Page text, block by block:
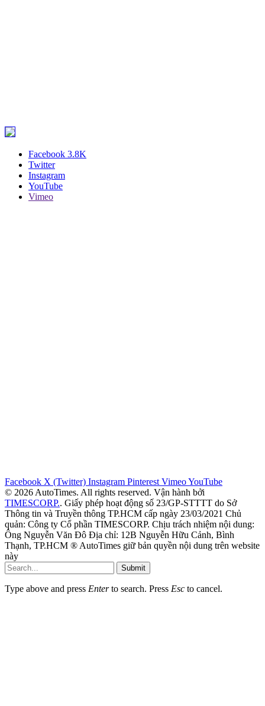
Facebook 3.8K
Twitter
Instagram
YouTube
Vimeo
Facebook X (Twitter) Instagram Pinterest VimeoYouTube
© 2026 AutoTimes. All rights reserved. Vận hành bởi
TIMESCORP.. Giấy phép hoạt động số 23/GP-STTTT do Sở
Thông tin và Truyền thông TP.HCM cấp ngày 23/03/2021 Chủ
quản: Công ty Cổ phần TIMESCORP. Chịu trách nhiệm nội dung:
Ông Nguyễn Văn Đô Địa chỉ: 12B Nguyễn Hữu Cảnh, Bình
Thạnh, TP.HCM ® AutoTimes giữ bản quyền nội dung trên website
này
Submit
Type above and press Enterto search. Press Esc to cancel.